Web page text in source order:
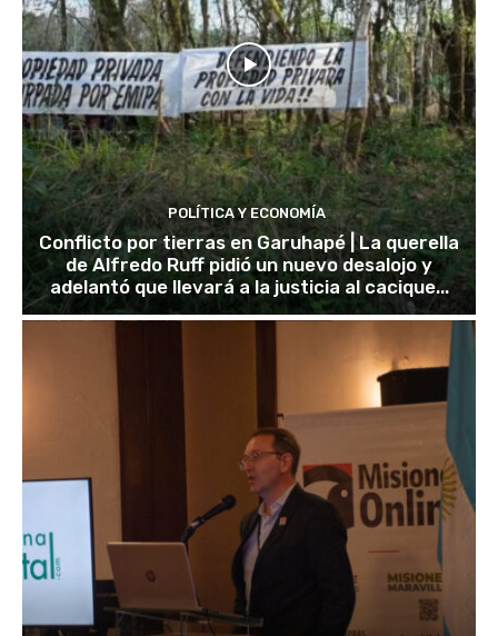
POLÍTICA Y ECONOMÍA
Conflicto por tierras en Garuhapé | La querella
de Alfredo Ruff pidió un nuevo desalojo y
adelantó que llevará a la justicia al cacique...